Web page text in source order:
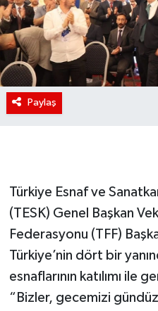
Paylaş
Türkiye Esnaf ve
(TESK) Genel Başkan
Federasyonu (TFF)
Türkiye’nin dört bir
esnaflarının katılımı ile
“Bizler, gecemizi